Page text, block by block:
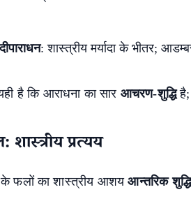
: शास्त्रीय मर्यादा के भीतर;
है कि आराधना का सार आचरण-शुद्धिहै;
प्रत्यय
के फलों का शास्त्रीय आशयआन्तरिक शुद्धि